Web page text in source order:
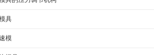
具
模